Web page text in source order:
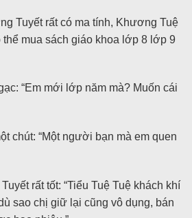
Tuyết rất có ma tính, Khương Tuệ
thể mua sách giáo khoa lớp 8 lớp 9
“Em mới lớp năm mà? Muốn cái
chút: “Một người bạn mà em quen
rất tốt: “Tiểu Tuệ Tuệ khách khí
sao chị giữ lại cũng vô dụng, bán